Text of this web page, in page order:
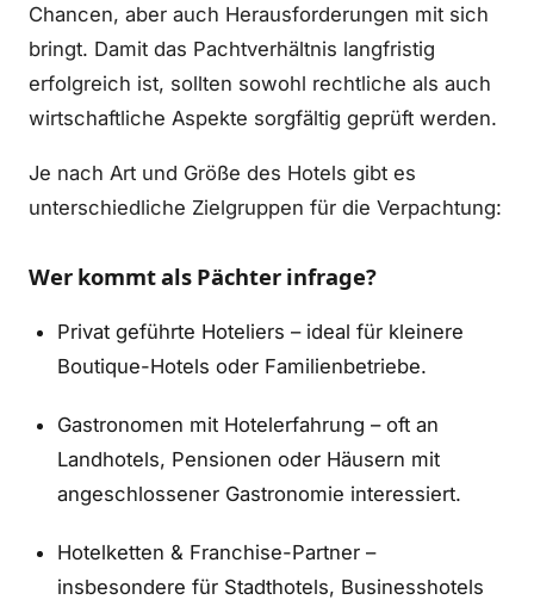
Chancen, aber auch Herausforderungen mit sich
bringt. Damit das Pachtverhältnis langfristig
erfolgreich ist, sollten sowohl rechtliche als auch
wirtschaftliche Aspekte sorgfältig geprüft werden.
Je nach Art und Größe des Hotels gibt es
unterschiedliche Zielgruppen für die Verpachtung:
Wer kommt als Pächter infrage?
Privat geführte Hoteliers – ideal für kleinere
Boutique-Hotels oder Familienbetriebe.
Gastronomen mit Hotelerfahrung – oft an
Landhotels, Pensionen oder Häusern mit
angeschlossener Gastronomie interessiert.
Hotelketten & Franchise-Partner –
insbesondere für Stadthotels, Businesshotels